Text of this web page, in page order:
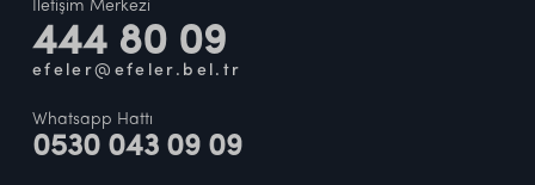
İletişim Merkezi
444 80 09
efeler@efeler.bel.tr
Whatsapp Hattı
0530 043 09 09